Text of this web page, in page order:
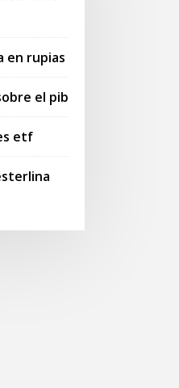
en rupias
el pib
etf